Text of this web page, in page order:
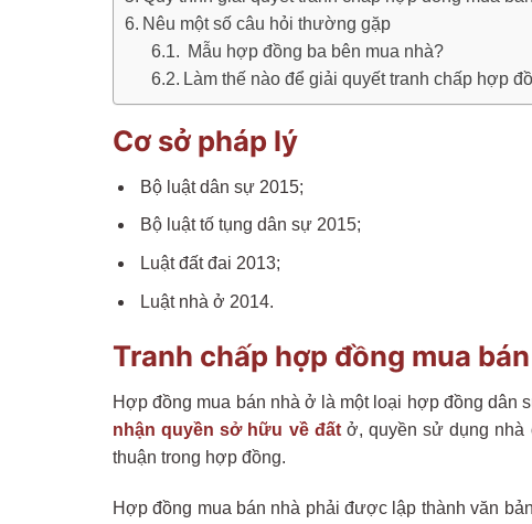
Nêu một số câu hỏi thường gặp
Mẫu hợp đồng ba bên mua nhà?
Làm thế nào để giải quyết tranh chấp hợp
Cơ sở pháp lý
Bộ luật dân sự 2015;
Bộ luật tố tụng dân sự 2015;
Luật đất đai 2013;
Luật nhà ở 2014.
Tranh chấp hợp đồng mua
Hợp đồng mua bán nhà ở là một loại hợp đồng dân
nhận quyền sở hữu về đấtở, quyền sử dụng nhà
thuận trong hợp đồng.
Hợp đồng mua bán nhà phải được lập thành văn